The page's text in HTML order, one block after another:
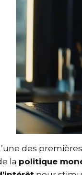
L’une des
de lapolitique